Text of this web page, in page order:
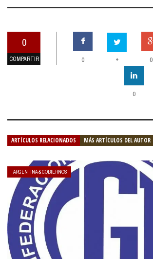
0
COMPARTIR 0 + 0
0
ARTÍCULOS RELACIONADOS MÁS ARTÍCULOS DEL AUTOR
ARGENTINA & GOBIERNOS